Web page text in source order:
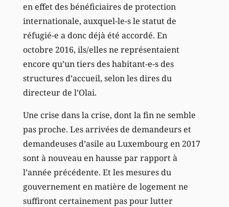
en effet des bénéficiaires de protection
internationale, auxquel-le-s le statut de
réfugié-e a donc déjà été accordé. En
octobre 2016, ils/elles ne représentaient
encore qu’un tiers des habitant-e-s des
structures d’accueil, selon les dires du
directeur de l’Olai.
Une crise dans la crise, dont la fin ne semble
pas proche. Les arrivées de demandeurs et
demandeuses d’asile au Luxembourg en 2017
sont à nouveau en hausse par rapport à
l’année précédente. Et les mesures du
gouvernement en matière de logement ne
suffiront certainement pas pour lutter